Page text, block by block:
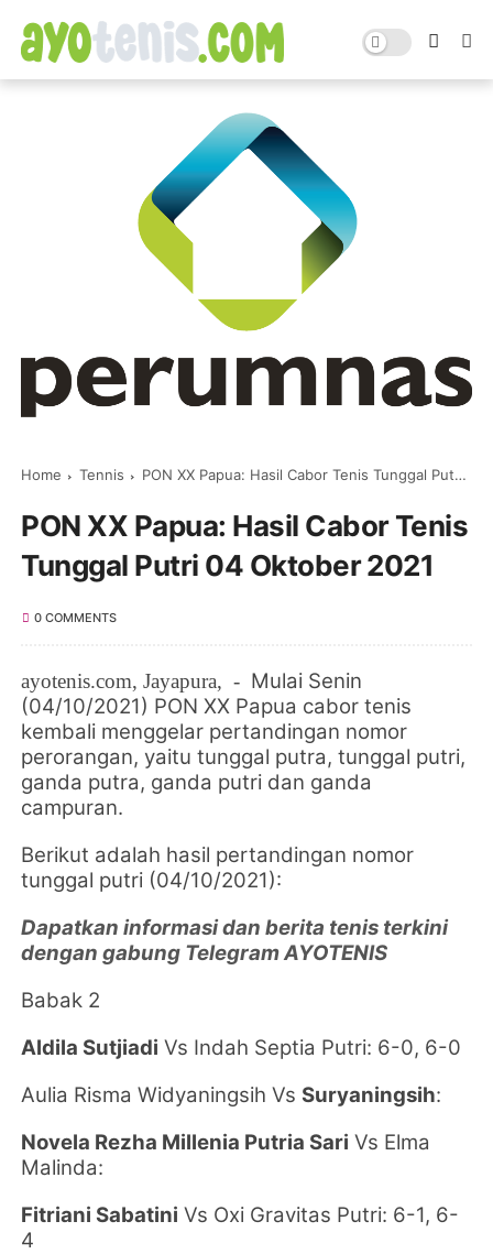
Home Tennis PON XX Papua: Hasil Cabor Tenis Tunggal Putri 04 Oktober 2021
PON XX Papua: Hasil Cabor Tenis
Tunggal Putri 04 Oktober 2021
0 COMMENTS
ayotenis.com,Jayapura, - Mulai Senin
(04/10/2021) PON XX Papua cabor tenis
kembali menggelar pertandingan nomor
perorangan, yaitu tunggal putra, tunggal putri,
ganda putra, ganda putri dan ganda
campuran.
Berikut adalah hasil pertandingan nomor
tunggal putri (04/10/2021):
Dapatkan informasi dan berita tenis terkini
dengan gabung Telegram AYOTENIS
Babak 2
Aldila Sutjiadi Vs Indah Septia Putri: 6-0, 6-0
Aulia Risma Widyaningsih Vs Suryaningsih:
Novela Rezha Millenia Putria Sari Vs Elma
Malinda:
Fitriani Sabatini Vs Oxi Gravitas Putri: 6-1, 6-
4